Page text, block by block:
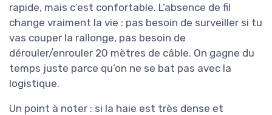
rapide, mais c’est confortable. L’absence de fil
change vraiment la vie : pas besoin de surveiller si tu
vas couper la rallonge, pas besoin de
dérouler/enrouler 20 mètres de câble. On gagne du
temps juste parce qu’on ne se bat pas avec la
logistique.
Un point à noter : si la haie est très dense et